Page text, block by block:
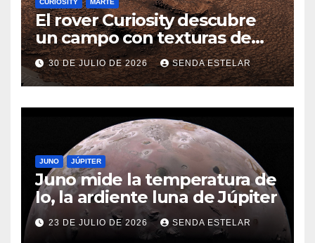
CURIOSITY MARTE
El rover Curiosity descubre
un campo con texturas de
panal
30 DE JULIO DE 2026 SENDA ESTELAR
JUNO JÚPITER
Juno mide la temperatura de
Io, la ardiente luna de Júpiter
23 DE JULIO DE 2026 SENDA ESTELAR